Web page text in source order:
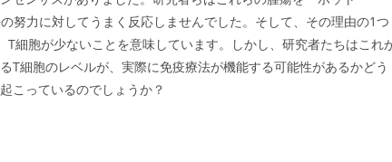
努力に対してうまく反応しませんでした。そして、その理由の1つ
細胞が少ないことを意味しています。しかし、研究者たちはこれ
細胞のレベルが、実際に免疫療法が機能する可能性があるかどう
こっているのでしょうか？